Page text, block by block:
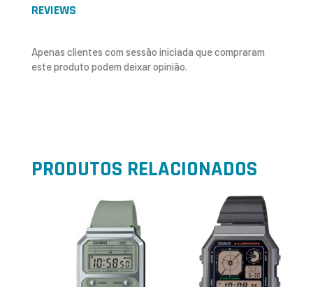
REVIEWS
Apenas clientes com sessão iniciada que compraram
este produto podem deixar opinião.
PRODUTOS RELACIONADOS